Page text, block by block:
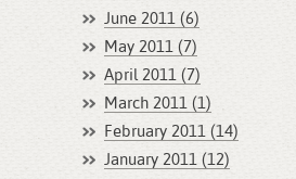
June 2011 (6)
May 2011 (7)
April 2011 (7)
March 2011 (1)
February 2011 (14)
January 2011 (12)